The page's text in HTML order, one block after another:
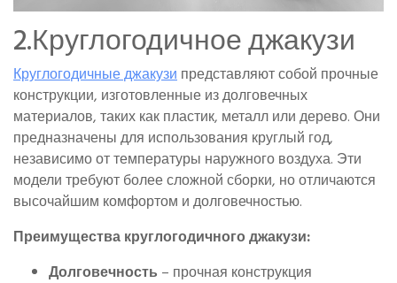
2.Круглогодичное джакузи
Круглогодичные джакузипредставляют собой прочные
конструкции, изготовленные из долговечных
материалов, таких как пластик, металл или дерево. Они
предназначены для использования круглый год,
независимо от температуры наружного воздуха. Эти
модели требуют более сложной сборки, но отличаются
высочайшим комфортом и долговечностью.
Преимущества круглогодичного джакузи:
Долговечность – прочная конструкция